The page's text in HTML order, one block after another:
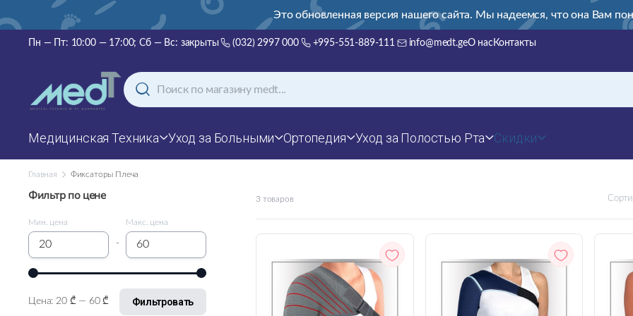
русский и английский! Это обновленная версия нашего сайта. Мы надеемся, что она Вам
Пн — Пт: 10:00 — 17:00; Сб — Вс: закрыты (032) 2997 000 +995-551-889-111 info@medt.geО насКонтакты
Медицинская Техника Уход за Больными Ортопедия Уход за Полостью Рта Скидки
Главная Фиксаторы Плеча
3 товаров
Фильтр по цене
Мин. цена
-
Макс. цена
Фильтровать
Цена: 20 ₾— 60 ₾